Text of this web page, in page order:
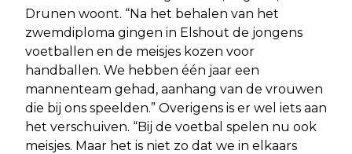
Drunen woont. “Na het behalen van het
zwemdiploma gingen in Elshout de jongens
voetballen en de meisjes kozen voor
handballen. We hebben één jaar een
mannenteam gehad, aanhang van de vrouwen
die bij ons speelden.” Overigens is er wel iets aan
het verschuiven. “Bij de voetbal spelen nu ook
meisjes. Maar het is niet zo dat we in elkaars